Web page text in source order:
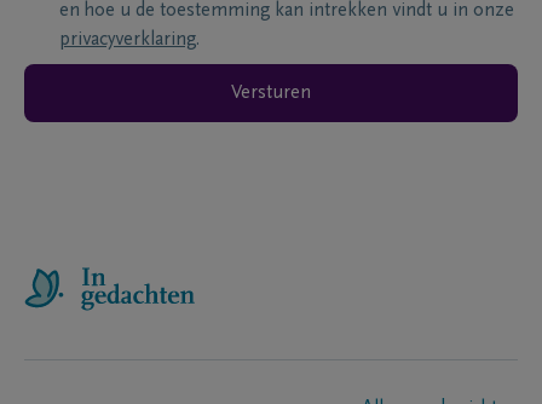
en hoe u de toestemming kan intrekken vindt u in onze
privacyverklaring.
Versturen